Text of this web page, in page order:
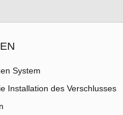
System
Installation des Verschlusses